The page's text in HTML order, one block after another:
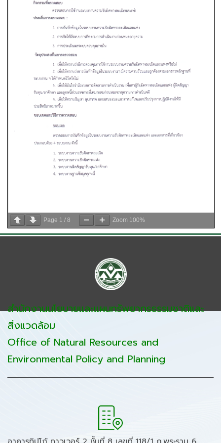
Page 1 / 8 Zoom 100%
สำนักงานนโยบายและแผนทรัพยากรธรรมชาติและ
สิ่งแวดล้อม
Office of Natural Resources and
Environmental Policy and Planning